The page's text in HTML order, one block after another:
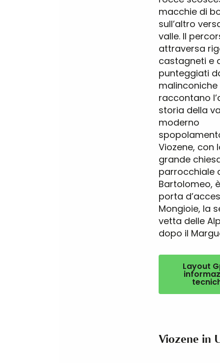
macchie di
sull’altro
valle. Il
attraversa
castagneti e
punteggiati
raccontano
storia della
moderno
Viozene, con
grande
parrocchiale
Bartolomeo,
porta
Mongioie, la
vetta delle
dopo il
Layout
Viozene in